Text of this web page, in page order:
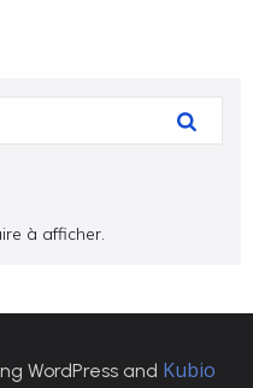
à afficher.
WordPress and Kubio